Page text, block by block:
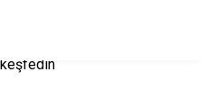
keşfedin